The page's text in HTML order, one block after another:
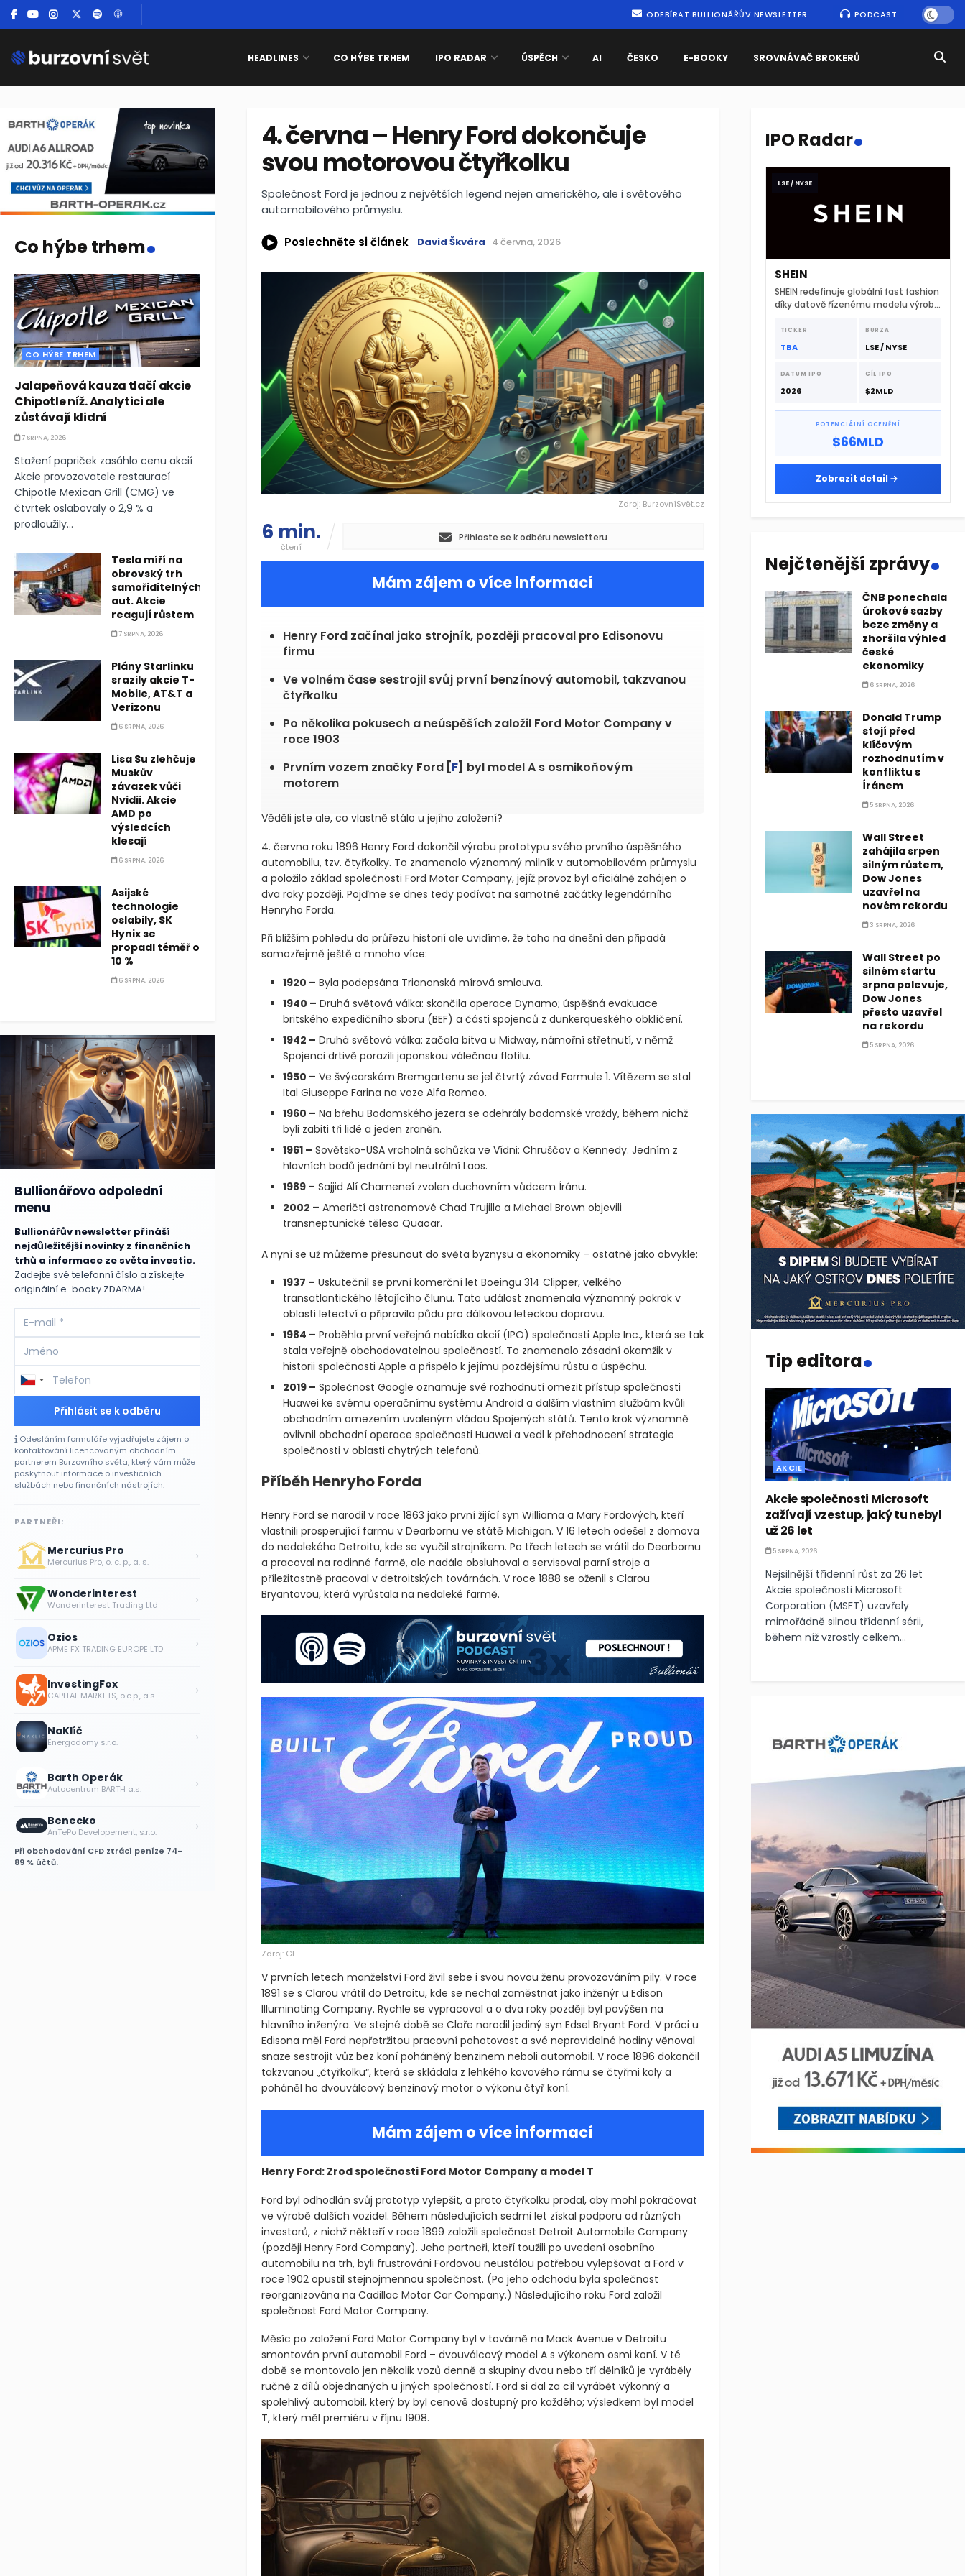
ODEBÍRAT BULLIONÁŘŮV NEWSLETTER PODCAST
HEADLINES CO HÝBE TRHEM IPO RADAR ÚSPĚCH AI ČESKO E-BOOKY SROVNÁVAČ BROKERŮ
4. června – Henry Ford dokončuje
svou motorovou čtyřkolku
Společnost Ford je jednou z největších legend nejen amerického, ale i světového
automobilového průmyslu.
Poslechněte si článek David Škvára 4 června, 2026
Zdroj: BurzovníSvět.cz
6 min.
čtení
Přihlaste se k odběru newsletteru
Mám zájem o více informací
Henry Ford začínal jako strojník, později pracoval pro Edisonovu
firmu
Ve volném čase sestrojil svůj první benzínový automobil, takzvanou
čtyřkolku
Po několika pokusech a neúspěších založil Ford Motor Company v
roce 1903
Prvním vozem značky Ford[F] byl model A s osmikoňovým
motorem
Věděli jste ale, co vlastně stálo u jejího založení?
4. června roku 1896 Henry Ford dokončil výrobu prototypu svého prvního úspěšného
automobilu, tzv. čtyřkolky. To znamenalo významný milník v automobilovém průmyslu
a položilo základ společnosti Ford Motor Company, jejíž provoz byl oficiálně zahájen o
dva roky později. Pojďme se dnes tedy podívat na samotné začátky legendárního
Henryho Forda.
Při bližším pohledu do průřezu historií ale uvidíme, že toho na dnešní den připadá
samozřejmě ještě o mnoho více:
1920 – Byla podepsána Trianonská mírová smlouva.
1940 – Druhá světová válka: skončila operace Dynamo; úspěšná evakuace
britského expedičního sboru (BEF) a části spojenců z dunkerqueského obklíčení.
1942 – Druhá světová válka: začala bitva u Midway, námořní střetnutí, v němž
Spojenci drtivě porazili japonskou válečnou flotilu.
1950 – Ve švýcarském Bremgartenu se jel čtvrtý závod Formule 1. Vítězem se stal
Ital Giuseppe Farina na voze Alfa Romeo.
1960 – Na břehu Bodomského jezera se odehrály bodomské vraždy, během nichž
byli zabiti tři lidé a jeden zraněn.
1961 – Sovětsko-USA vrcholná schůzka ve Vídni: Chruščov a Kennedy. Jedním z
hlavních bodů jednání byl neutrální Laos.
1989 – Sajjid Alí Chameneí zvolen duchovním vůdcem Íránu.
2002 – Američtí astronomové Chad Trujillo a Michael Brown objevili
transneptunické těleso Quaoar.
A nyní se už můžeme přesunout do světa byznysu a ekonomiky – ostatně jako obvykle:
1937 – Uskutečnil se první komerční let Boeingu 314 Clipper, velkého
transatlantického létajícího člunu. Tato událost znamenala významný pokrok v
oblasti letectví a připravila půdu pro dálkovou leteckou dopravu.
1984 – Proběhla první veřejná nabídka akcií (IPO) společnosti Apple Inc., která se tak
stala veřejně obchodovatelnou společností. To znamenalo zásadní okamžik v
historii společnosti Apple a přispělo k jejímu pozdějšímu růstu a úspěchu.
2019 – Společnost Google oznamuje své rozhodnutí omezit přístup společnosti
Huawei ke svému operačnímu systému Android a dalším vlastním službám kvůli
obchodním omezením uvaleným vládou Spojených států. Tento krok významně
ovlivnil obchodní operace společnosti Huawei a vedl k přehodnocení strategie
společnosti v oblasti chytrých telefonů.
Příběh Henryho Forda
Henry Ford se narodil v roce 1863 jako první žijící syn Williama a Mary Fordových, kteří
vlastnili prosperující farmu v Dearbornu ve státě Michigan. V 16 letech odešel z domova
do nedalekého Detroitu, kde se vyučil strojníkem. Po třech letech se vrátil do Dearbornu
a pracoval na rodinné farmě, ale nadále obsluhoval a servisoval parní stroje a
příležitostně pracoval v detroitských továrnách. V roce 1888 se oženil s Clarou
Bryantovou, která vyrůstala na nedaleké farmě.
Zdroj: GI
V prvních letech manželství Ford živil sebe i svou novou ženu provozováním pily. V roce
1891 se s Clarou vrátil do Detroitu, kde se nechal zaměstnat jako inženýr u Edison
Illuminating Company. Rychle se vypracoval a o dva roky později byl povýšen na
hlavního inženýra. Ve stejné době se Claře narodil jediný syn Edsel Bryant Ford. V práci u
Edisona měl Ford nepřetržitou pracovní pohotovost a své nepravidelné hodiny věnoval
snaze sestrojit vůz bez koní poháněný benzinem neboli automobil. V roce 1896 dokončil
takzvanou „čtyřkolku“, která se skládala z lehkého kovového rámu se čtyřmi koly a
poháněl ho dvouválcový benzinový motor o výkonu čtyř koní.
Mám zájem o více informací
Henry Ford: Zrod společnosti Ford Motor Company a model T
Ford byl odhodlán svůj prototyp vylepšit, a proto čtyřkolku prodal, aby mohl pokračovat
ve výrobě dalších vozidel. Během následujících sedmi let získal podporu od různých
investorů, z nichž někteří v roce 1899 založili společnost Detroit Automobile Company
(později Henry Ford Company). Jeho partneři, kteří toužili po uvedení osobního
automobilu na trh, byli frustrováni Fordovou neustálou potřebou vylepšovat a Ford v
roce 1902 opustil stejnojmennou společnost. (Po jeho odchodu byla společnost
reorganizována na Cadillac Motor Car Company.) Následujícího roku Ford založil
společnost Ford Motor Company.
Měsíc po založení Ford Motor Company byl v továrně na Mack Avenue v Detroitu
smontován první automobil Ford – dvouválcový model A s výkonem osmi koní. V té
době se montovalo jen několik vozů denně a skupiny dvou nebo tří dělníků je vyráběly
ručně z dílů objednaných u jiných společností. Ford si dal za cíl vyrábět výkonný a
spolehlivý automobil, který by byl cenově dostupný pro každého; výsledkem byl model
T, který měl premiéru v říjnu 1908.
Co hýbe trhem.
CO HÝBE TRHEM
Jalapeňová kauza tlačí akcie
Chipotle níž. Analytici ale
zůstávají klidní
7 SRPNA, 2026
Stažení papriček zasáhlo cenu akcií
Akcie provozovatele restaurací
Chipotle Mexican Grill (CMG) ve
čtvrtek oslabovaly o 2,9 % a
prodloužily...
Tesla míří na
obrovský trh
samořiditelných
aut. Akcie
reagují růstem
7 SRPNA, 2026
Plány Starlinku
srazily akcie T-
Mobile, AT&T a
Verizonu
6 SRPNA, 2026
Lisa Su zlehčuje
Muskův
závazek vůči
Nvidii. Akcie
AMD po
výsledcích
klesají
6 SRPNA, 2026
Asijské
technologie
oslabily, SK
Hynix se
propadl téměř o
10 %
6 SRPNA, 2026
Bullionářovo odpolední
menu
Bullionářův newsletter přináší
nejdůležitější novinky z finančních
trhů a informace ze světa investic.
Zadejte své telefonní číslo a získejte
originální e-booky ZDARMA!
Přihlásit se k odběru
Odesláním formuláře vyjadřujete zájem o
kontaktování licencovaným obchodním
partnerem Burzovního světa, který vám může
poskytnout informace o investičních
službách nebo finančních nástrojích.
PARTNEŘI:
Mercurius Pro
Mercurius Pro, o. c. p., a. s. ›
Wonderinterest
Wonderinterest Trading Ltd ›
Ozios
APME FX TRADING EUROPE LTD ›
InvestingFox
CAPITAL MARKETS, o.c.p., a.s. ›
NaKlíč
Energodomy s.r.o. ›
Barth Operák
Autocentrum BARTH a.s. ›
Benecko
AnTePo Developement, s.r.o. ›
Při obchodování CFD ztrácí peníze 74–
89 % účtů.
IPO Radar.
LSE / NYSE
SHEIN
SHEIN redefinuje globální fast fashion
díky datově řízenému modelu výroby
dodavatelskému řetězci.
TICKER
TBA
BURZA
LSE / NYSE
DATUM IPO
2026
CÍL IPO
$2MLD
POTENCIÁLNÍ OCENĚNÍ
$66MLD
Zobrazit detail
Nejčtenější zprávy.
ČNB ponechala
úrokové sazby
beze změny a
zhoršila výhled
české
ekonomiky
6 SRPNA, 2026
Donald Trump
stojí před
klíčovým
rozhodnutím v
konfliktu s
Íránem
5 SRPNA, 2026
Wall Street
zahájila srpen
silným růstem,
Dow Jones
uzavřel na
novém rekordu
3 SRPNA, 2026
Wall Street po
silném startu
srpna polevuje,
Dow Jones
přesto uzavřel
na rekordu
5 SRPNA, 2026
Tip editora.
AKCIE
Akcie společnosti Microsoft
zažívají vzestup, jaký tu nebyl
už 26 let
5 SRPNA, 2026
Nejsilnější třídenní růst za 26 let
Akcie společnosti Microsoft
Corporation (MSFT) uzavřely
mimořádně silnou třídenní sérii,
během níž vzrostly celkem...